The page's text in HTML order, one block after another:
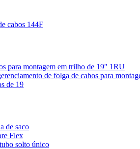
cabos 144F
para montagem em trilho de 19" 1RU
de folga de cabos para
de 19
de saco
Flex
solto único